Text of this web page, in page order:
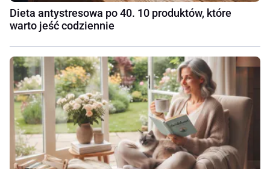
Dieta antystresowa po 40. 10 produktów, które
warto jeść codziennie